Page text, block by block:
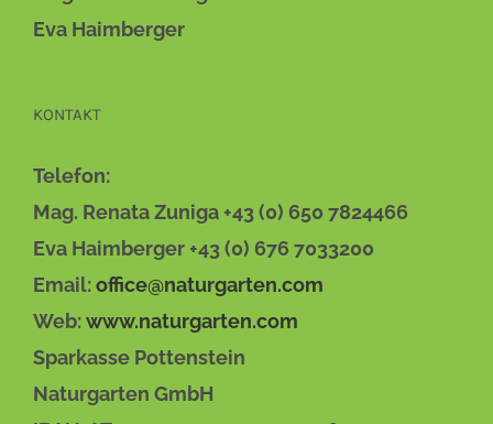
Eva Haimberger
KONTAKT
Telefon:
Mag. Renata Zuniga +43 (0) 650 7824466
Eva Haimberger +43 (0) 676 7033200
Email:office@naturgarten.com
Web:www.naturgarten.com
Sparkasse Pottenstein
Naturgarten GmbH